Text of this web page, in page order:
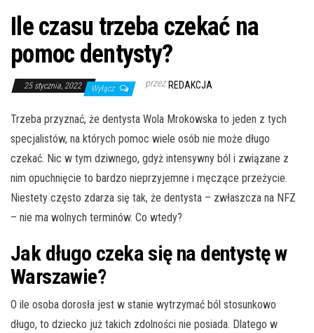
Ile czasu trzeba czekać na
pomoc dentysty?
25 stycznia, 2022 Wyłącz przez REDAKCJA
Trzeba przyznać, że dentysta Wola Mrokowska to jeden z tych
specjalistów, na których pomoc wiele osób nie może długo
czekać. Nic w tym dziwnego, gdyż intensywny ból i związane z
nim opuchnięcie to bardzo nieprzyjemne i męczące przeżycie.
Niestety często zdarza się tak, że dentysta – zwłaszcza na NFZ
– nie ma wolnych terminów. Co wtedy?
Jak długo czeka się na dentystę w
Warszawie?
O ile osoba dorosła jest w stanie wytrzymać ból stosunkowo
długo, to dziecko już takich zdolności nie posiada. Dlatego w